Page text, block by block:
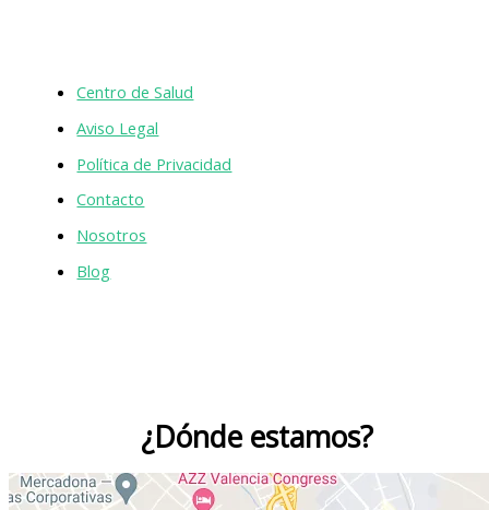
Centro de Salud
Aviso Legal
Política de Privacidad
Contacto
Nosotros
Blog
¿Dónde estamos?